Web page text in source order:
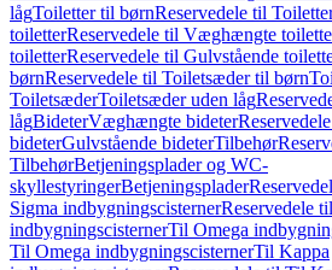
lågToiletter til børnReservedele til
toiletterReservedele til Væghængte
toiletterReservedele til Gulvstående
børnReservedele til Toiletsæder til børn
ToiletsæderToiletsæder uden låg
lågBideterVæghængte bideter
bideterGulvstående bideterTilbehør
TilbehørBetjeningsplader og WC-
skyllestyringerBetjeningsplader
Sigma indbygningscisternerReservedele
indbygningscisternerTil Omega
Til Omega indbygningscisternerTil Kappa